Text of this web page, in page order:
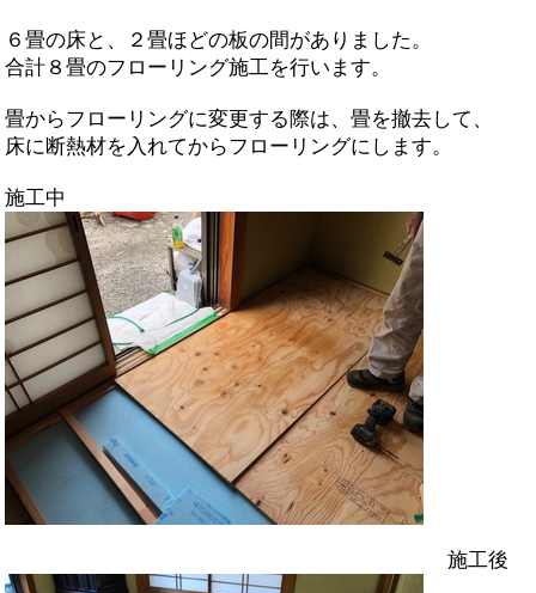
６畳の床と、２畳ほどの板の間がありました。
合計８畳のフローリング施工を行います。
畳からフローリングに変更する際は、畳を撤去して、
床に断熱材を入れてからフローリングにします。
施工中
施工後